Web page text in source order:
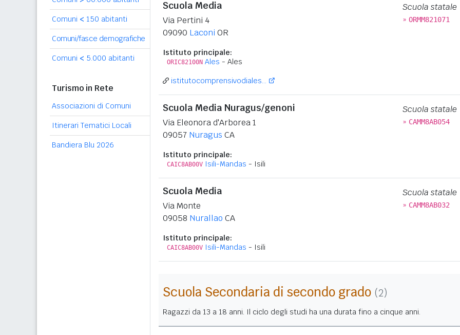
Comuni < 150 abitanti
Comuni/fasce demografiche
Comuni < 5.000 abitanti
Turismo in Rete
Associazioni di Comuni
Itinerari Tematici Locali
Bandiera Blu 2026
Scuola Media
Via Pertini 4
09090 Laconi OR
Istituto principale:
ORIC82100N Ales - Ales
Scuola statale
» ORMM821071
istitutocomprensivodiales...
Scuola Media Nuragus/genoni
Via Eleonora d'Arborea 1
09057 Nuragus CA
Istituto principale:
CAIC8AB00V Isili-Mandas - Isili
Scuola statale
» CAMM8AB054
Scuola Media
Via Monte
09058 Nurallao CA
Istituto principale:
CAIC8AB00V Isili-Mandas - Isili
Scuola statale
» CAMM8AB032
Scuola Secondaria di secondo grado (2)
Ragazzi da 13 a 18 anni. Il ciclo degli studi ha una durata fino a cinque anni.